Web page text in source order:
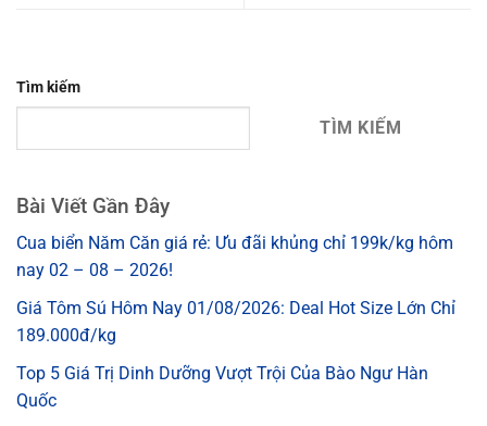
Tìm kiếm
TÌM KIẾM
Bài Viết Gần Đây
Cua biển Năm Căn giá rẻ: Ưu đãi khủng chỉ 199k/kg hôm
nay 02 – 08 – 2026!
Giá Tôm Sú Hôm Nay 01/08/2026: Deal Hot Size Lớn Chỉ
189.000đ/kg
Top 5 Giá Trị Dinh Dưỡng Vượt Trội Của Bào Ngư Hàn
Quốc